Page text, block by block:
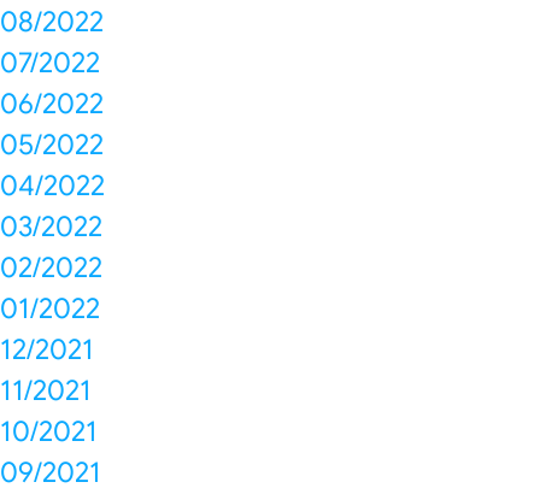
08/2022
07/2022
06/2022
05/2022
04/2022
03/2022
02/2022
01/2022
12/2021
11/2021
10/2021
09/2021